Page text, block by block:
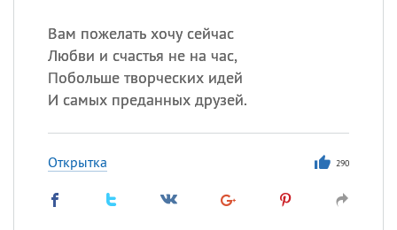
Вам пожелать хочу сейчас
Любви и счастья не на час,
Побольше творческих идей
И самых преданных друзей.
Открытка 290